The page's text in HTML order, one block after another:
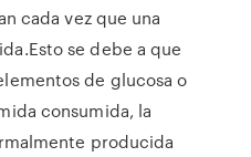
cada vez que una
se debe a que
de glucosa o
consumida, la
producida